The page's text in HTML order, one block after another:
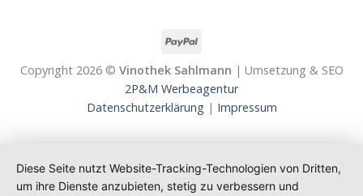
Copyright 2026 © Vinothek Sahlmann | Umsetzung & SEO
2P&M Werbeagentur
Datenschutzerklärung | Impressum
Diese Seite nutzt Website-Tracking-Technologien von Dritten,
um ihre Dienste anzubieten, stetig zu verbessern und